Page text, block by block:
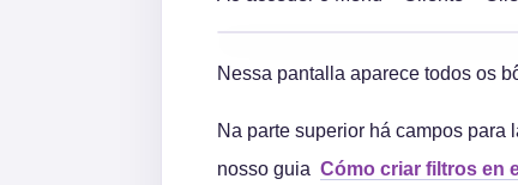
Nessa pantalla aparece todos os
Na parte superior há campos
nosso guia Cómo criar filtros en